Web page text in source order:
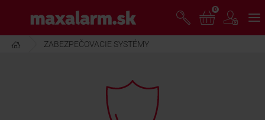
hlavnému
obsahu
www.maxalarm.sk
0
ZABEZPEČOVACIE SYSTÉMY